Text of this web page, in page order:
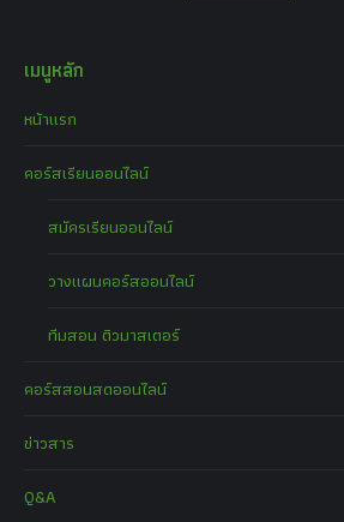
เมนูหลัก
หน้าแรก
คอร์สเรียนออนไลน์
สมัครเรียนออนไลน์
วางแผนคอร์สออนไลน์
ทีมสอน ติวมาสเตอร์
คอร์สสอนสดออนไลน์
ข่าวสาร
Q&A